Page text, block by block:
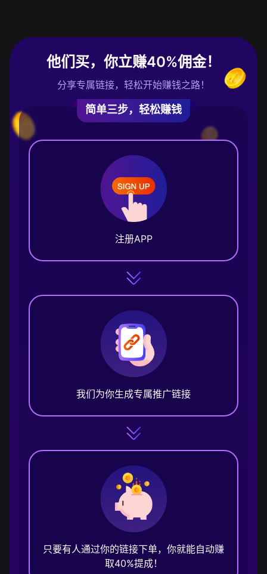
他们买，你立赚40%佣金！
分享专属链接，轻松开始赚钱之路！
简单三步，轻松赚钱
注册APP
我们为你生成专属推广链接
只要有人通过你的链接下单，你就能自动赚
取40%提成！